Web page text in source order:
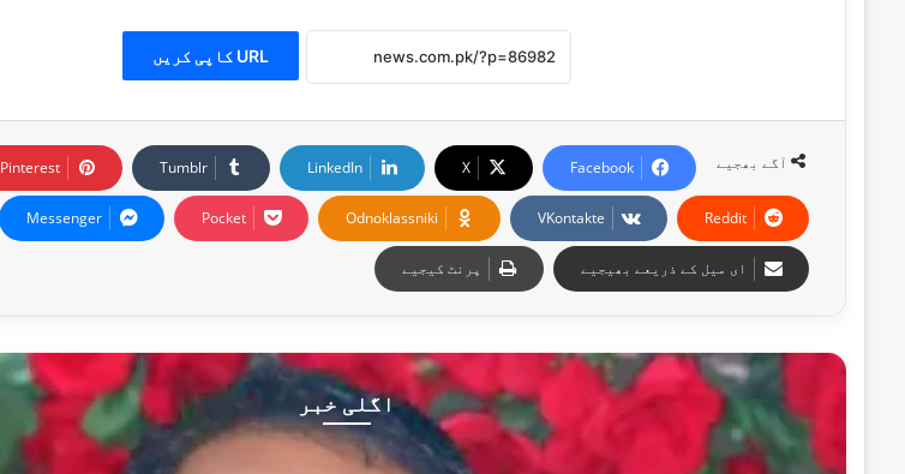
URL کاپی کریں
آگے بھجیے Facebook
X
LinkedIn
Tumblr
Pinterest
Reddit
VKontakte
Odnoklassniki
Pocket
Messenger
ای میل کے ذریعے بھیجیے پرنٹ کیجیے
اگلی خبر